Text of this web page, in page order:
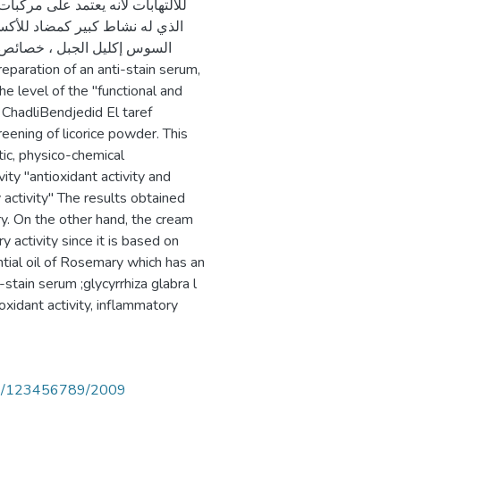
للالتهابات لأنه يعتمد على
الذي له نشاط كبير كمضاد
السوس إكليل الجبل ، خصائص
level of the "functional and
El taref
of licorice powder. This
physico-chemical
"antioxidant activity and
The results obtained
On the other hand, the cream
activity since it is based on
oil of Rosemary which has an
serum ;glycyrrhiza glabra l
activity, inflammatory
123456789/2009